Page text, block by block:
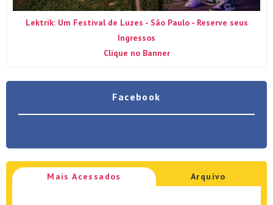
Lektrik: Um Festival de Luzes - São Paulo - Reserve seus
Ingressos
Clique no Banner
Facebook
Mais Acessados Arquivo